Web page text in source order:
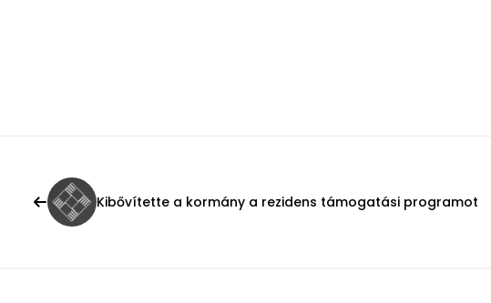
Kibővítette a kormány a rezidens támogatási programot